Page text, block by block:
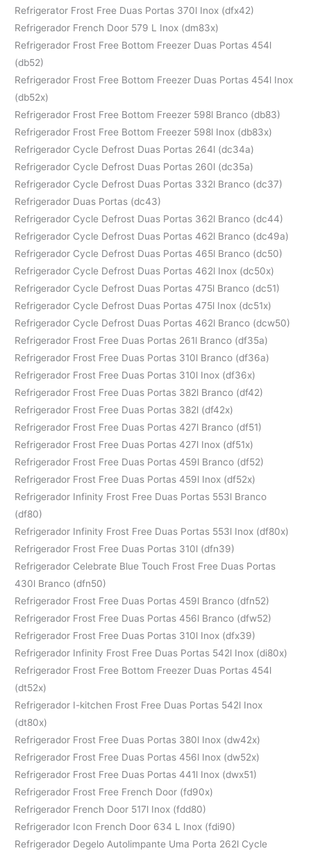
Refrigerator Frost Free Duas Portas 370l Inox (dfx42)
Refrigerador French Door 579 L Inox (dm83x)
Refrigerador Frost Free Bottom Freezer Duas Portas 454l
(db52)
Refrigerador Frost Free Bottom Freezer Duas Portas 454l Inox
(db52x)
Refrigerador Frost Free Bottom Freezer 598l Branco (db83)
Refrigerador Frost Free Bottom Freezer 598l Inox (db83x)
Refrigerador Cycle Defrost Duas Portas 264l (dc34a)
Refrigerador Cycle Defrost Duas Portas 260l (dc35a)
Refrigerador Cycle Defrost Duas Portas 332l Branco (dc37)
Refrigerador Duas Portas (dc43)
Refrigerador Cycle Defrost Duas Portas 362l Branco (dc44)
Refrigerador Cycle Defrost Duas Portas 462l Branco (dc49a)
Refrigerador Cycle Defrost Duas Portas 465l Branco (dc50)
Refrigerador Cycle Defrost Duas Portas 462l Inox (dc50x)
Refrigerador Cycle Defrost Duas Portas 475l Branco (dc51)
Refrigerador Cycle Defrost Duas Portas 475l Inox (dc51x)
Refrigerador Cycle Defrost Duas Portas 462l Branco (dcw50)
Refrigerador Frost Free Duas Portas 261l Branco (df35a)
Refrigerador Frost Free Duas Portas 310l Branco (df36a)
Refrigerador Frost Free Duas Portas 310l Inox (df36x)
Refrigerador Frost Free Duas Portas 382l Branco (df42)
Refrigerador Frost Free Duas Portas 382l (df42x)
Refrigerador Frost Free Duas Portas 427l Branco (df51)
Refrigerador Frost Free Duas Portas 427l Inox (df51x)
Refrigerador Frost Free Duas Portas 459l Branco (df52)
Refrigerador Frost Free Duas Portas 459l Inox (df52x)
Refrigerador Infinity Frost Free Duas Portas 553l Branco
(df80)
Refrigerador Infinity Frost Free Duas Portas 553l Inox (df80x)
Refrigerador Frost Free Duas Portas 310l (dfn39)
Refrigerador Celebrate Blue Touch Frost Free Duas Portas
430l Branco (dfn50)
Refrigerador Frost Free Duas Portas 459l Branco (dfn52)
Refrigerador Frost Free Duas Portas 456l Branco (dfw52)
Refrigerador Frost Free Duas Portas 310l Inox (dfx39)
Refrigerador Infinity Frost Free Duas Portas 542l Inox (di80x)
Refrigerador Frost Free Bottom Freezer Duas Portas 454l
(dt52x)
Refrigerador I-kitchen Frost Free Duas Portas 542l Inox
(dt80x)
Refrigerador Frost Free Duas Portas 380l Inox (dw42x)
Refrigerador Frost Free Duas Portas 456l Inox (dw52x)
Refrigerador Frost Free Duas Portas 441l Inox (dwx51)
Refrigerador Frost Free French Door (fd90x)
Refrigerador French Door 517l Inox (fdd80)
Refrigerador Icon French Door 634 L Inox (fdi90)
Refrigerador Degelo Autolimpante Uma Porta 262l Cycle